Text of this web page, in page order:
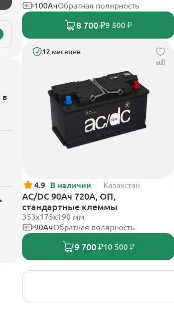
в
100АчОбратная полярность
8 700 ₽9 500 ₽
12 месяцев
4.9 В наличии Казахстан
AC/DC 90Ач 720А, ОП,
стандартные клеммы
353х175х190 мм
90АчОбратная полярность
9 700 ₽10 500 ₽